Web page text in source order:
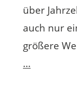
über
auch nur
größere
...